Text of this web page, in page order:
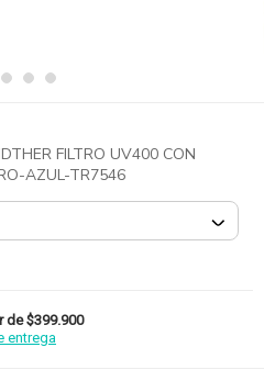
FILTRO UV400 CON
AZUL-TR7546
de $399.900
entrega